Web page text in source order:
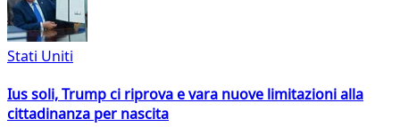
Stati Uniti
Ius soli, Trump ci riprova e vara nuove limitazioni alla
cittadinanza per nascita